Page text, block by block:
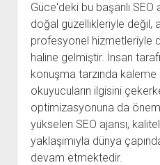
Güce'deki bu başarılı
doğal güzellikleriyle değil,
profesyonel hizmetleriyle
haline gelmiştir. İnsan
konuşma tarzında kaleme
okuyucuların ilgisini
optimizasyonuna da
yükselen SEO ajansı,
yaklaşımıyla dünya
devam etmektedir.